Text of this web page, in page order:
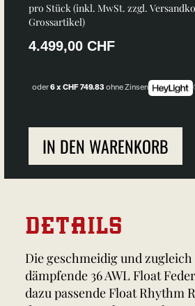
pro Stück (inkl. MwSt. zzgl.
Grossartikel)
4.499,00 CHF
oder6 x CHF 749.83ohne Zinsen
IN DEN WARENKORB
DETAILS
Die geschmeidig und
dämpfende 36 AWL Float
dazu passende Float Rhythm